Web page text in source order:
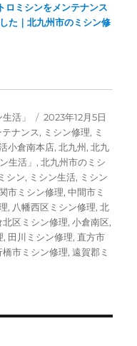
ロミシンをメンテナンス
た｜北九州市のミシン修
活」
投
稿
日:
2023年12月5日
ナンス, ミシン修理, ミ
小倉南本店,北九州 ,北九
生活」 ,北九州市のミシ
ミシン, ミシン生活, ミシン
市ミシン修理,中間市ミ
, 八幡西区ミシン修理,北
北区ミシン修理,小倉南区,
, 田川ミシン修理, 直方市
橋市ミシン修理,遠賀郡ミ